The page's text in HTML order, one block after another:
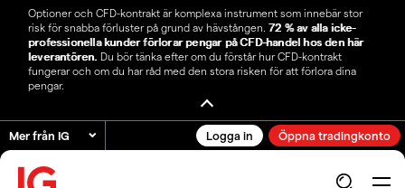
Optioner och CFD-kontrakt är komplexa instrument som innebär stor
risk för snabba förluster på grund av hävstången. 72 % av alla icke-
professionella kunder förlorar pengar på CFD-handel hos den här
leverantören. Du bör tänka efter om du förstår hur CFD-kontrakt
fungerar och om du har råd med den stora risken för att förlora dina
pengar.
Mer från IG Logga in Öppna tradingkonto